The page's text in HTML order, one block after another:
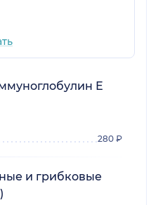
Е
280 ₽
и грибковые